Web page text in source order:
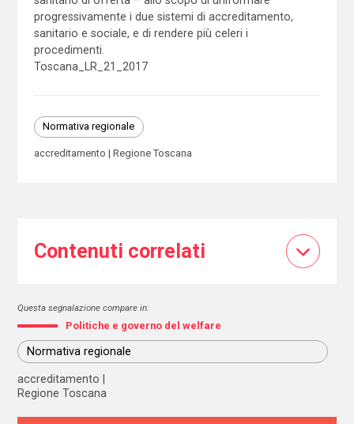
progressivamente i due sistemi di accreditamento,
sanitario e sociale, e di rendere più celeri i
procedimenti.
Toscana_LR_21_2017
Normativa regionale
accreditamento Regione Toscana
Contenuti correlati
Questa segnalazione compare in:
Politiche e governo del welfare
Normativa regionale
accreditamento
Regione Toscana